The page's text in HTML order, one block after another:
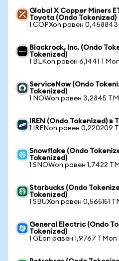
Global X Copper Miners
Toyota (Ondo Tokenized)
1 COPXon равен
Blackrock, Inc. (Ondo
Tokenized)
1 BLKon равен 6,1441 TMon
ServiceNow (Ondo
Tokenized)
1 NOWon равен 3,2845
IREN (Ondo Tokenized)
1 IRENon равен 0,220209
Snowflake (Ondo
Tokenized)
1 SNOWon равен 1,7422
Starbucks (Ondo
Tokenized)
1 SBUXon равен 0,565151
General Electric (Ondo
Tokenized)
1 GEon равен 1,9767 TMon